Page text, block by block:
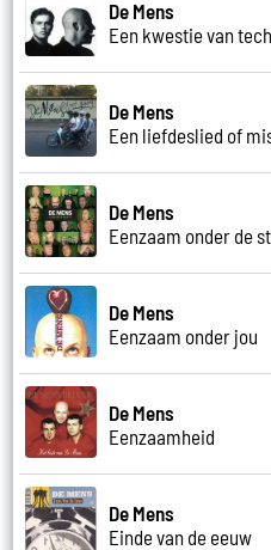
De Mens
Een kwestie van
De Mens
Een liefdeslied of
De Mens
Eenzaam onder de
De Mens
Eenzaam onder jou
De Mens
Eenzaamheid
De Mens
Einde van de eeuw